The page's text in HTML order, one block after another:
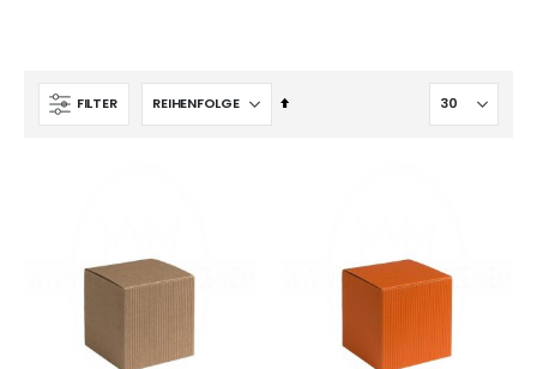
FILTER
Absteigend